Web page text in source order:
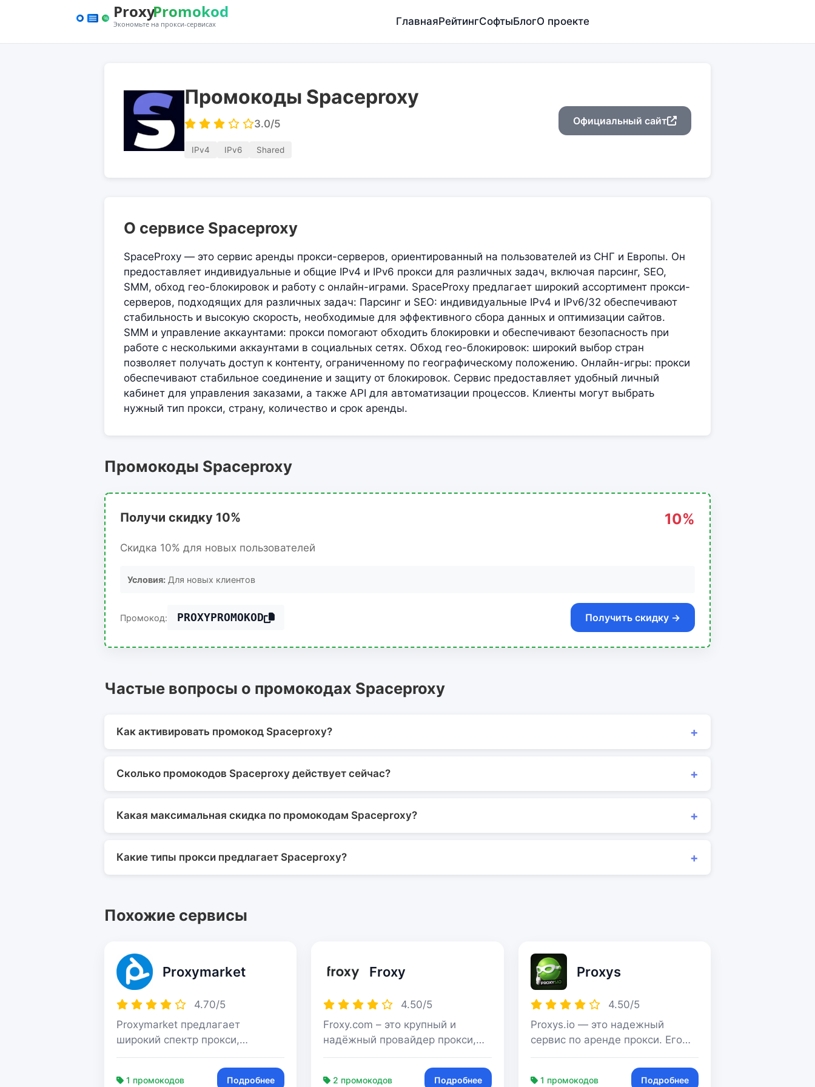
ГлавнаяРейтингСофтыБлогО проекте
Промокоды Spaceproxy
3.0/5
IPv4 IPv6 Shared
Официальный сайт
О сервисе Spaceproxy
SpaceProxy — это сервис аренды прокси-серверов, ориентированный на пользователей из СНГ и Европы. Он
предоставляет индивидуальные и общие IPv4 и IPv6 прокси для различных задач, включая парсинг, SEO,
SMM, обход гео-блокировок и работу с онлайн-играми. SpaceProxy предлагает широкий ассортимент прокси-
серверов, подходящих для различных задач: Парсинг и SEO: индивидуальные IPv4 и IPv6/32 обеспечивают
стабильность и высокую скорость, необходимые для эффективного сбора данных и оптимизации сайтов.
SMM и управление аккаунтами: прокси помогают обходить блокировки и обеспечивают безопасность при
работе с несколькими аккаунтами в социальных сетях. Обход гео-блокировок: широкий выбор стран
позволяет получать доступ к контенту, ограниченному по географическому положению. Онлайн-игры: прокси
обеспечивают стабильное соединение и защиту от блокировок. Сервис предоставляет удобный личный
кабинет для управления заказами, а также API для автоматизации процессов. Клиенты могут выбрать
нужный тип прокси, страну, количество и срок аренды.
Промокоды Spaceproxy
Получи скидку 10% 10%
Скидка 10% для новых пользователей
Условия: Для новых клиентов
Промокод: PROXYPROMOKOD Получить скидку →
Частые вопросы о промокодах Spaceproxy
Как активировать промокод Spaceproxy?
Сколько промокодов Spaceproxy действует сейчас?
Какая максимальная скидка по промокодам Spaceproxy?
Какие типы прокси предлагает Spaceproxy?
Похожие сервисы
Proxymarket
4.70/5
Proxymarket предлагает
широкий спектр прокси,
включая резидентские,
мобильные и датацентровые по
1 промокодов Подробнее
Froxy
4.50/5
Froxy.com – это крупный и
надёжный провайдер прокси,
главный офис расположен в
2 промокодов Подробнее
Proxys
4.50/5
Proxys.io — это надежный
сервис по аренде прокси. Его
работа началась в 2016 году.
Все представленные прокси
1 промокодов Подробнее